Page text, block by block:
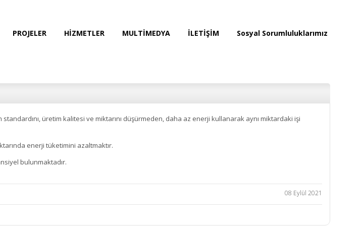
PROJELER HİZMETLER MULTİMEDYA İLETİŞİM Sosyal Sorumluluklarımız
üretim kalitesi ve miktarını düşürmeden, daha az enerji kullanarak aynı miktardaki işi
enerji tüketimini azaltmaktır.
bulunmaktadır.
08 Eylül 2021